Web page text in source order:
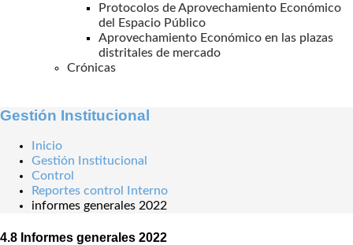
Protocolos de Aprovechamiento Económico
del Espacio Público
Aprovechamiento Económico en las plazas
distritales de mercado
Crónicas
Gestión Institucional
Inicio
Gestión Institucional
Control
Reportes control Interno
informes generales 2022
4.8 Informes generales 2022